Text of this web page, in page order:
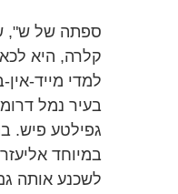
ספתה של ש",
קלרה, היא
למדי מייד-
בעיר נמל
גפילטע פיש.
במיוחד
לשכנע אותה